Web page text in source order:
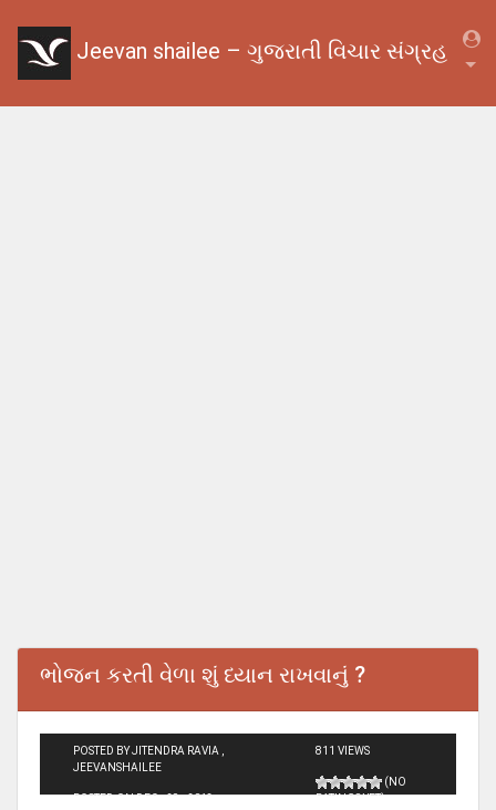
Jeevan shailee – ગુજરાતી વિચાર સંગ્રહ
ભોજન કરતી વેળા શું ધ્યાન રાખવાનું ?
POSTED BY JITENDRA RAVIA ,
JEEVANSHAILEE
POSTED ON DEC - 29 - 2013
811 VIEWS
(NO
RATINGS YET)